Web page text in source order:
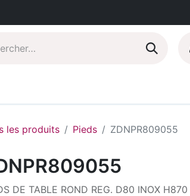
les produits Pieds ZDNPR809055
DE TABLE ROND REG. D80 INOX H870